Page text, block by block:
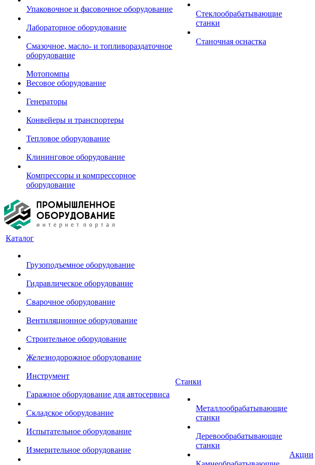
Упаковочное и фасовочное оборудование
Лабораторное оборудование
Смазочное, масло- и топливораздаточное
оборудование
Мотопомпы
Весовое оборудование
Генераторы
Конвейеры и транспортеры
Тепловое оборудование
Клининговое оборудование
Компрессоры и компрессорное
оборудование
Стеклообрабатывающие
станки
Станочная оснастка
Каталог
Грузоподъемное оборудование
Гидравлическое оборудование
Сварочное оборудование
Вентиляционное оборудование
Строительное оборудование
Железнодорожное оборудование
Инструмент
Гаражное оборудование для автосервиса
Складское оборудование
Испытательное оборудование
Измерительное оборудование
Станки
Металлообрабатывающие
станки
Деревообрабатывающие
станки
Акции